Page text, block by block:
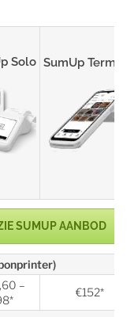
Solo SumUp Terminal
SUMUP AANBOD
–
€152*